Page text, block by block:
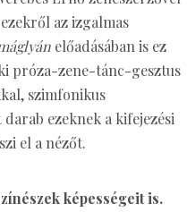
az izgalmas
előadásában is ez
próza-zene-tánc-gesztus
szimfonikus
ezeknek a kifejezési
el a nézőt.
képességeit is.